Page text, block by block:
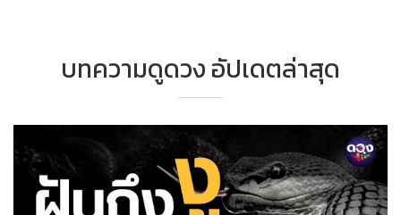
บทความดูดวง อัปเดตล่าสุด